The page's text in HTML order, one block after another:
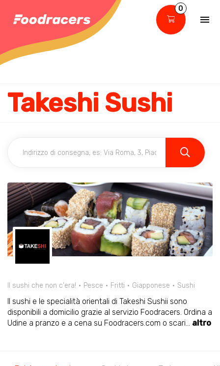
0
Takeshi Sushi
Il sushi che non c'era! Pesce Fritti Giapponese Sushi
Il sushi e le specialità orientali di Takeshi Sushii sono
disponibili a domicilio grazie al servizio Foodracers. Ordina a
Udine a pranzo e a cena su Foodracers.com o scari... altro